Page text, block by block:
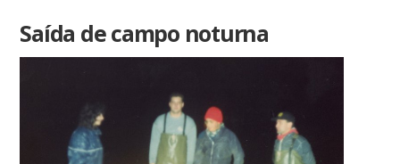
Saída de campo noturna